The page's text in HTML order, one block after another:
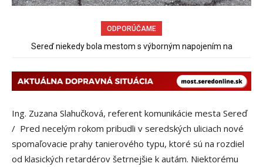
ODPORÚČAME
Pri venčení na Jesenského ulici mal usmrtiť psíka vlčiak, ktorý
Ing. Zuzana Slahučková, referent komunikácie mesta Sereď
/ Pred necelým rokom pribudli v seredských uliciach nové
spomaľovacie prahy tanierového typu, ktoré sú na rozdiel
od klasických retardérov šetrnejšie k autám. Niektorému